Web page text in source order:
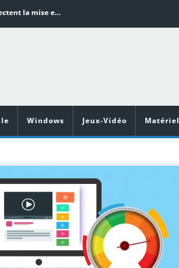
Word en PDF : les outils qui respectent la mise en page
Vidéoprojecteurs Asus : Top 6 des meilleurs modèles de la marque
Windows Jeux-Vidéo Matériel